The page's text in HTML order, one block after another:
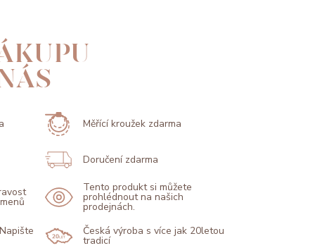
Měřící kroužek zdarma
Doručení zdarma
Tento produkt si můžete
prohlédnout na našich
prodejnách.
Česká výroba s více jak 20letou
tradicí